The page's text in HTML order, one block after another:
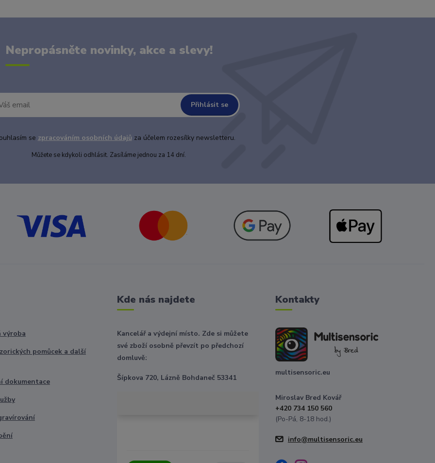
Nepropásněte novinky, akce a slevy!
Přihlásit se
se zpracováním osobních údajů za účelem rozesílky newsletteru.
Můžete se kdykoli odhlásit. Zasíláme jednou za 14 dní.
výroba
pomůcek a další
dokumentace
Kde nás najdete
Kancelář a výdejní místo. Zde si můžete
své zboží osobně převzít po předchozí
domluvě:
Šípkova 720, Lázně Bohdaneč 53341
Kontakty
multisensoric.eu
Miroslav Bred Kovář
+420 734 150 560
(Po-Pá, 8-18 hod.)
info@multisensoric.eu